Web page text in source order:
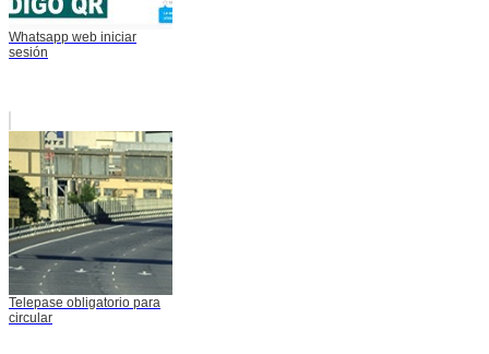
Whatsapp web iniciar
sesión
Telepase obligatorio para
circular